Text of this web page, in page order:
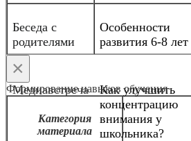
Беседа с
родителями
Особенности
развития 6-8 лет
Медиавстреча
Как улучшить
концентрацию
внимания у
школьника?
×
Формирование навыков обучения
Категория
материала